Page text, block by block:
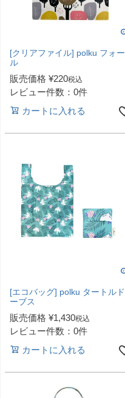
[クリアファイル] polku フォー
ル
販売価格 ¥220税込
レビュー件数：0件
カートに入れる
[エコバッグ] polku タートルド
ーブス
販売価格 ¥1,430税込
レビュー件数：0件
カートに入れる